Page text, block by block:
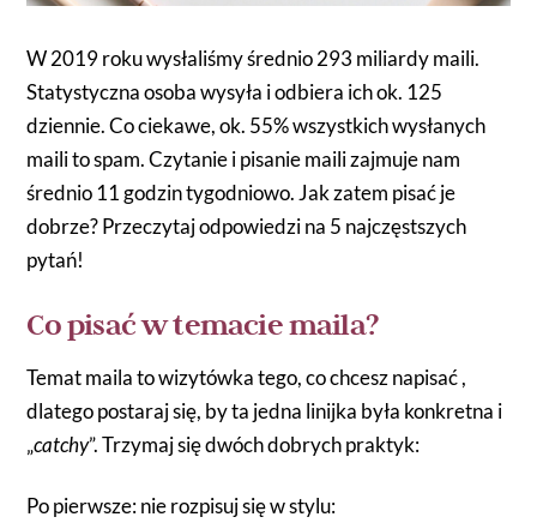
W 2019 roku wysłaliśmy średnio 293 miliardy maili.
Statystyczna osoba wysyła i odbiera ich ok. 125
dziennie. Co ciekawe, ok. 55% wszystkich wysłanych
maili to spam. Czytanie i pisanie maili zajmuje nam
średnio 11 godzin tygodniowo. Jak zatem pisać je
dobrze? Przeczytaj odpowiedzi na 5 najczęstszych
pytań!
Co pisać w temacie maila?
Temat maila to wizytówka tego, co chcesz napisać ,
dlatego postaraj się, by ta jedna linijka była konkretna i
„catchy”. Trzymaj się dwóch dobrych praktyk:
Po pierwsze: nie rozpisuj się w stylu: